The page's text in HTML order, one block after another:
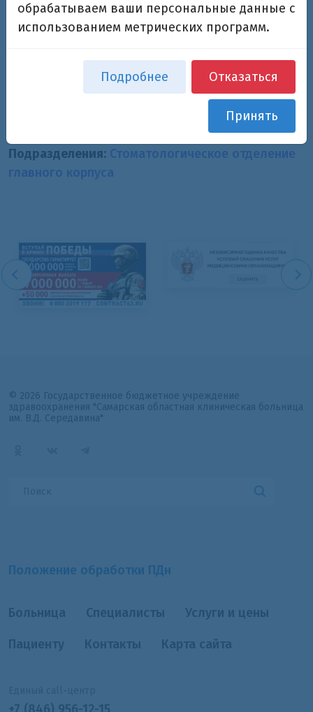
Дополнительная информация
СамГМУ 2019 год
Подразделения:
© 2026 Государственное бюджетное учреждение
здравоохранения "Самарская областная клиническая больница
им. В.Д. Середавина"
Положение обработки ПДн
Больница Специалисты Услуги и цены
Пациенту Контакты Карта сайта
+7 (846) 956-12-15
обрабатываем ваши персональные данные с
использованием метрических программ.
Подробнее Отказаться
Принять